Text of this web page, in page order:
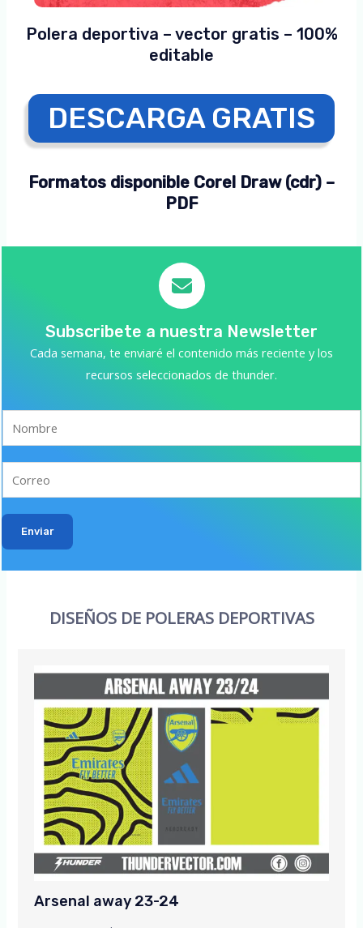
Polera deportiva – vector gratis – 100%
editable
DESCARGA GRATIS
Formatos disponible Corel Draw (cdr) –
PDF
Subscribete a nuestra Newsletter
Cada semana, te enviaré el contenido más reciente y los
recursos seleccionados de thunder.
Enviar
DISEÑOS DE POLERAS DEPORTIVAS
Arsenal away 23-24